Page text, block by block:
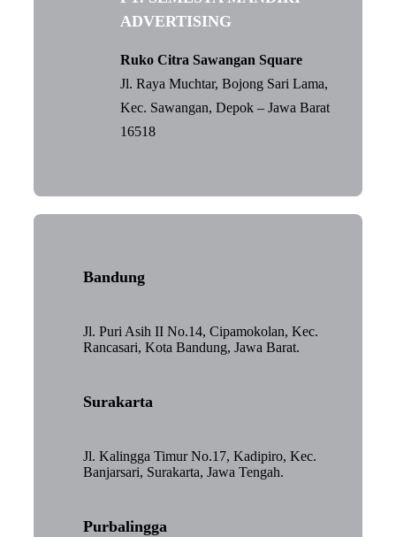
ADVERTISING
Ruko Citra Sawangan Square
Jl. Raya Muchtar, Bojong Sari Lama,
Kec. Sawangan, Depok – Jawa Barat
16518
Bandung
Jl. Puri Asih II No.14, Cipamokolan, Kec.
Rancasari, Kota Bandung, Jawa Barat.
Surakarta
Jl. Kalingga Timur No.17, Kadipiro, Kec.
Banjarsari, Surakarta, Jawa Tengah.
Purbalingga